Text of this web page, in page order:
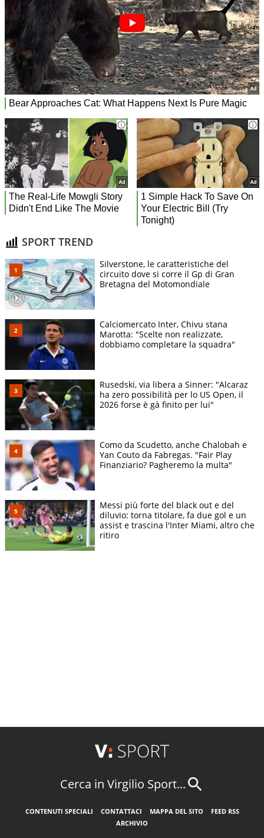
SPORT TREND
Silverstone, le caratteristiche del
circuito dove si corre il Gp di Gran
Bretagna del Motomondiale
Calciomercato Inter, Chivu stana
Marotta: "Scelte non realizzate,
dobbiamo completare la squadra"
Rusedski, via libera a Sinner: "Alcaraz
ha zero possibilità per lo US Open, il
2026 forse è gà finito per lui"
Como da Scudetto, anche Chalobah e
Yan Couto da Fabregas. "Fair Play
Finanziario? Pagheremo la multa"
Messi più forte del black out e del
diluvio: torna titolare, fa due gol e un
assist e trascina l'Inter Miami, altro che
ritiro
Cerca in Virgilio Sport...
CONTENUTI SPECIALI CONTATTACI MAPPA DEL SITO
FEED RSS
ARCHIVIO